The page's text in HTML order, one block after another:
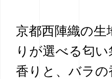
京都西陣織の
りが選べる匂
香りと、バラ